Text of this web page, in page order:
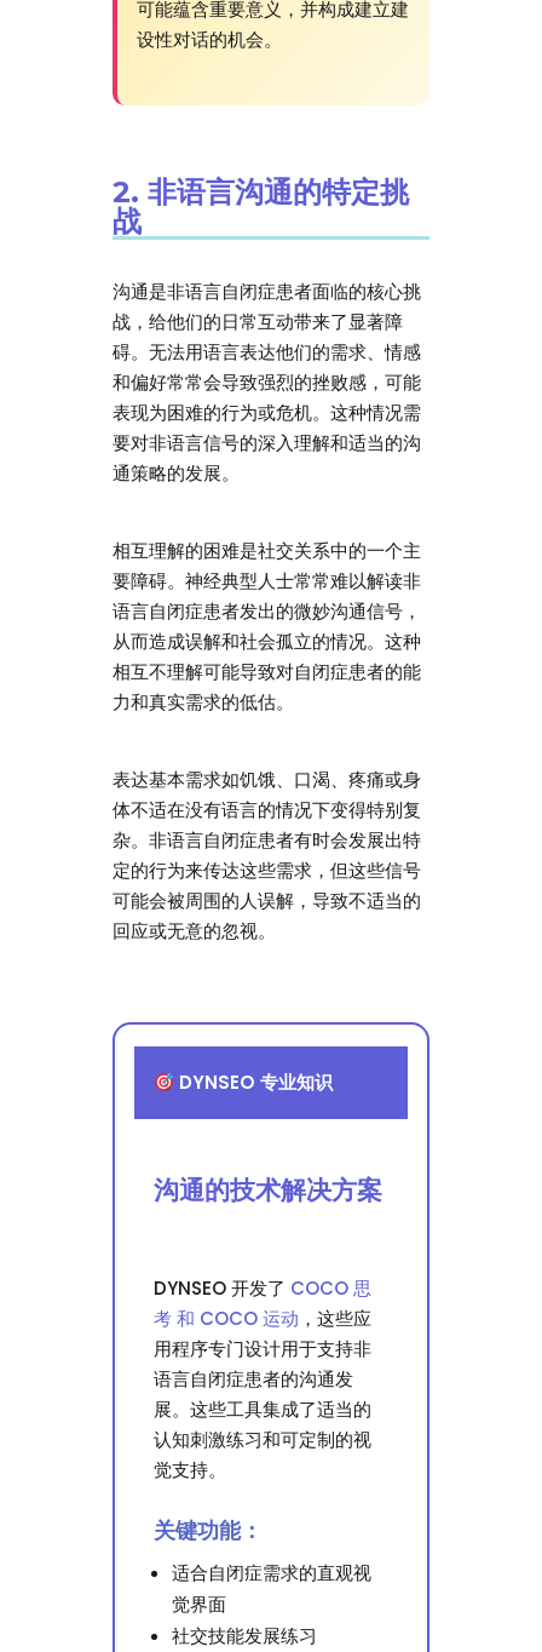
可能蕴含重要意义，并构成建立建
设性对话的机会。
2. 非语言沟通的特定挑
战
沟通是非语言自闭症患者面临的核心挑
战，给他们的日常互动带来了显著障
碍。无法用语言表达他们的需求、情感
和偏好常常会导致强烈的挫败感，可能
表现为困难的行为或危机。这种情况需
要对非语言信号的深入理解和适当的沟
通策略的发展。
相互理解的困难是社交关系中的一个主
要障碍。神经典型人士常常难以解读非
语言自闭症患者发出的微妙沟通信号，
从而造成误解和社会孤立的情况。这种
相互不理解可能导致对自闭症患者的能
力和真实需求的低估。
表达基本需求如饥饿、口渴、疼痛或身
体不适在没有语言的情况下变得特别复
杂。非语言自闭症患者有时会发展出特
定的行为来传达这些需求，但这些信号
可能会被周围的人误解，导致不适当的
回应或无意的忽视。
DYNSEO 专业知识
沟通的技术解决方案
DYNSEO 开发了 COCO 思
考 和 COCO 运动 ，这些应
用程序专门设计用于支持非
语言自闭症患者的沟通发
展。这些工具集成了适当的
认知刺激练习和可定制的视
觉支持。
关键功能：
适合自闭症需求的直观视
觉界面
社交技能发展练习